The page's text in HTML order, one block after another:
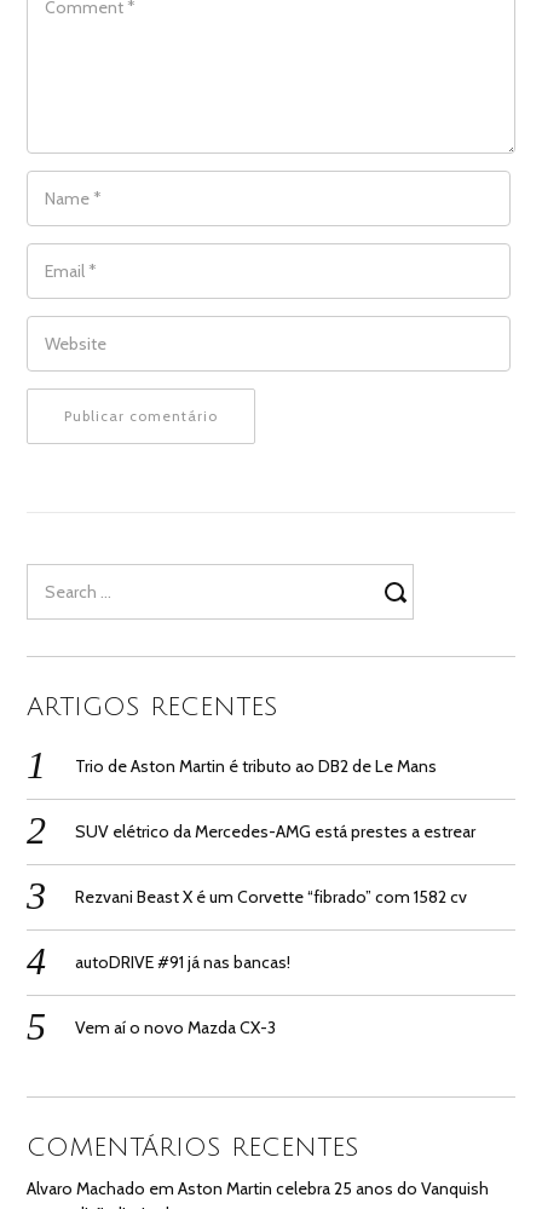
NAME
EMAIL
WEBSITE
for:
ARTIGOS RECENTES
Trio de Aston Martin é tributo ao DB2 de Le Mans
SUV elétrico da Mercedes-AMG está prestes a estrear
Rezvani Beast X é um Corvette “fibrado” com 1582 cv
autoDRIVE #91 já nas bancas!
Vem aí o novo Mazda CX-3
COMENTÁRIOS RECENTES
Alvaro Machado emAston Martin celebra 25 anos do Vanquish